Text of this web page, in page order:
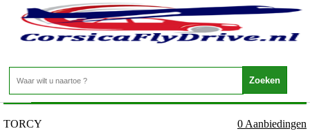
Frankrijk - ILE DE FRANCE - TORCY
Home>
TORCY 0 Aanbiedingen